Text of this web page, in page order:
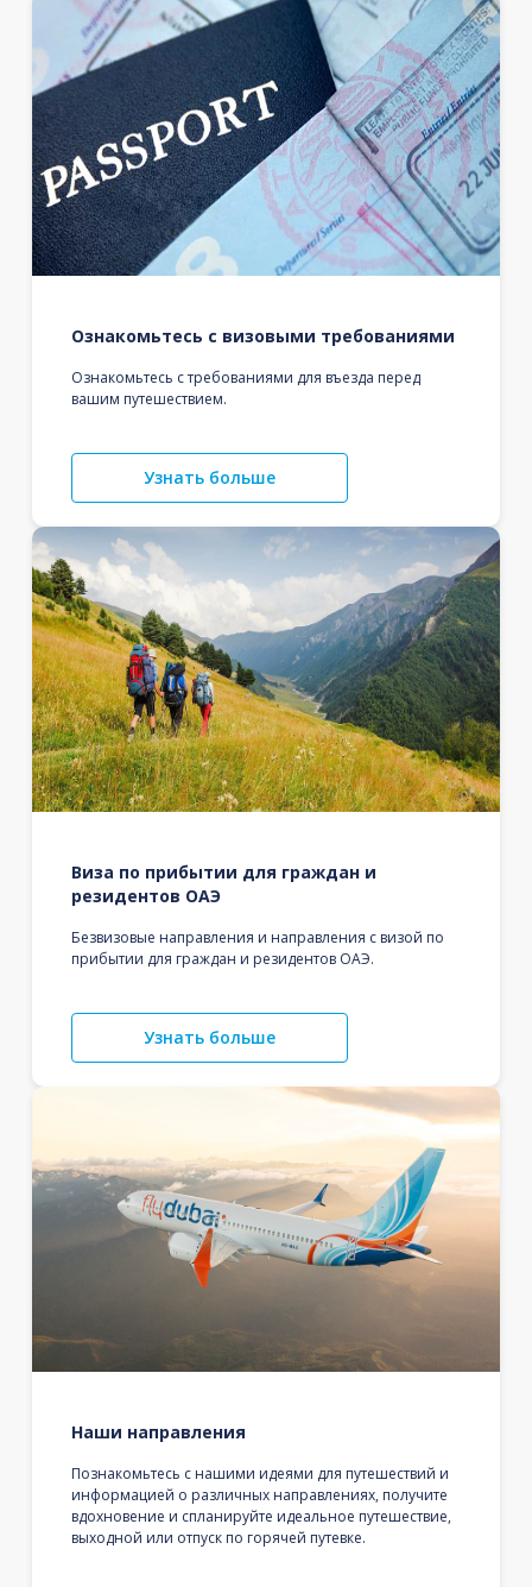
Ознакомьтесь с визовыми требованиями
Ознакомьтесь с требованиями для въезда перед
вашим путешествием.
Узнать больше
Виза по прибытии для граждан и
резидентов ОАЭ
Безвизовые направления и направления с визой по
прибытии для граждан и резидентов ОАЭ.
Узнать больше
Наши направления
Познакомьтесь с нашими идеями для путешествий и
информацией о различных направлениях, получите
вдохновение и спланируйте идеальное путешествие,
выходной или отпуск по горячей путевке.